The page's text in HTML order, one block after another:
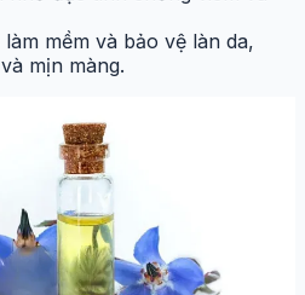
mềm và bảo vệ làn da,
mịn màng.